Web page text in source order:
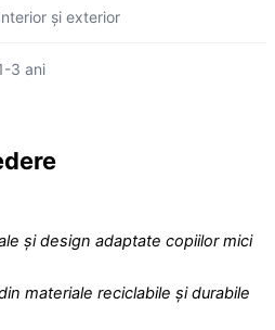
și exterior
3 ani
și design adaptate copiilor mici
materiale reciclabile și durabile